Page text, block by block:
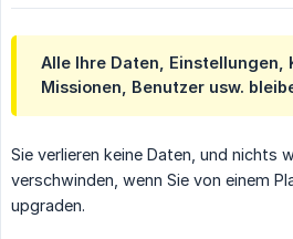
Alle Ihre Daten, Einstellungen,
Missionen, Benutzer usw.
Sie verlieren keine Daten, und nichts
verschwinden, wenn Sie von einem
upgraden.